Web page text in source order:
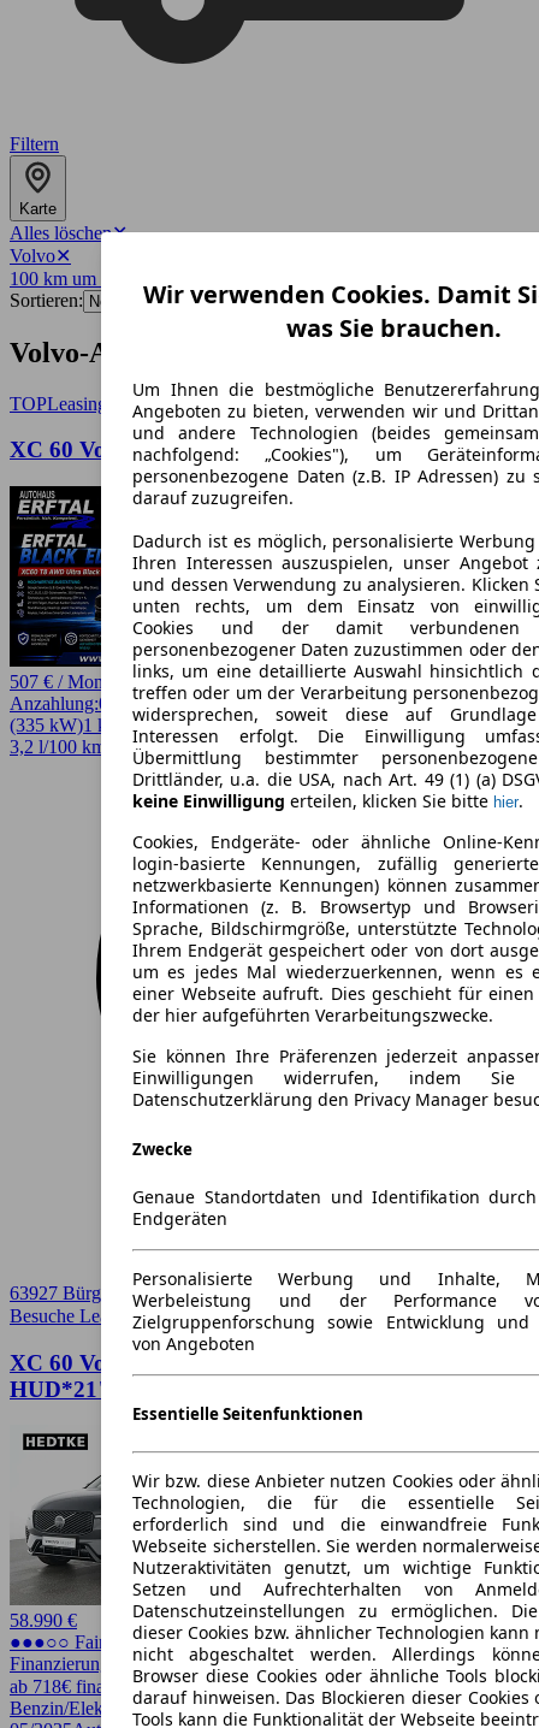
Filtern
Karte
Alles löschen✕
Volvo✕
100 km um 60313
Sortieren:
Volvo-Angebote in Frankfurt am Main
TOPLeasing
XC 60 Volvo XC60 T8 AWD Ultra Black Edition
507 € / Monat
Anzahlung:0,00 € Laufzeit:24 Monate km/Jahr:5.000Andere455 PS
(335 kW)1 km EZ 08/2026AutomatikSUV / Pickup
4 Türen
3,2 l/100 km (komb.)* · 73 g/km CO2* · CO2-Klasse B
63927 Bürgstadt
Besuche Leasingmarkt➚
XC 60 Volvo XC60 T8 AWD Ultra Dark
HUD*21"AHK*FOUR-C*GSHD
58.990 €
●●●○○ Fairer Preis
Finanzierung möglich
ab 718€ finanzieren ↗
Benzin/Elektro
456 PS (335 kW)18.550 kmEZ
Wir verwenden Cookies. Damit
was Sie brauchen.
Um Ihnen die bestmögliche
Angeboten zu bieten, verwenden wir und
und andere Technologien (beides
nachfolgend: „Cookies"), um
personenbezogene Daten (z.B. IP Adressen) zu
darauf zuzugreifen.
Dadurch ist es möglich, personalisierte
Ihren Interessen auszuspielen, unser Angebot
und dessen Verwendung zu analysieren. Klicken
unten rechts, um dem Einsatz von
Cookies und der damit verbundenen
personenbezogener Daten zuzustimmen oder
links, um eine detaillierte Auswahl hinsichtlich
treffen oder um der Verarbeitung
widersprechen, soweit diese auf
Interessen erfolgt. Die Einwilligung
Übermittlung bestimmter
Drittländer, u.a. die USA, nach Art. 49 (1) (a)
keine Einwilligung erteilen, klicken Sie bitte hier.
Cookies, Endgeräte- oder ähnliche Online-
login-basierte Kennungen, zufällig
netzwerkbasierte Kennungen) können
Informationen (z. B. Browsertyp und
Sprache, Bildschirmgröße, unterstützte
Ihrem Endgerät gespeichert oder von dort
um es jedes Mal wiederzuerkennen, wenn es
einer Webseite aufruft. Dies geschieht für
der hier aufgeführten Verarbeitungszwecke.
Sie können Ihre Präferenzen jederzeit
Einwilligungen widerrufen, indem
Datenschutzerklärung den Privacy Manager
Zwecke
Genaue Standortdaten und Identifikation
Endgeräten
Personalisierte Werbung und Inhalte,
Werbeleistung und der Performance
Zielgruppenforschung sowie Entwicklung und
von Angeboten
Essentielle Seitenfunktionen
Wir bzw. diese Anbieter nutzen Cookies oder
Technologien, die für die essentielle
erforderlich sind und die einwandfreie
Webseite sicherstellen. Sie werden
Nutzeraktivitäten genutzt, um wichtige
Setzen und Aufrechterhalten von
Datenschutzeinstellungen zu ermöglichen.
dieser Cookies bzw. ähnlicher Technologien kann
nicht abgeschaltet werden. Allerdings
Browser diese Cookies oder ähnliche Tools
darauf hinweisen. Das Blockieren dieser
Tools kann die Funktionalität der Webseite